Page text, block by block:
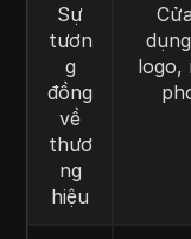
Sự
tươn
g
đồng
về
thươ
ng
hiệu
logo,